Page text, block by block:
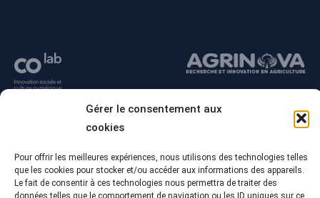
Gérer le consentement aux
cookies
Pour offrir les meilleures expériences, nous utilisons des technologies telles
que les cookies pour stocker et/ou accéder aux informations des appareils.
Le fait de consentir à ces technologies nous permettra de traiter des
données telles que le comportement de navigation ou les ID uniques sur ce